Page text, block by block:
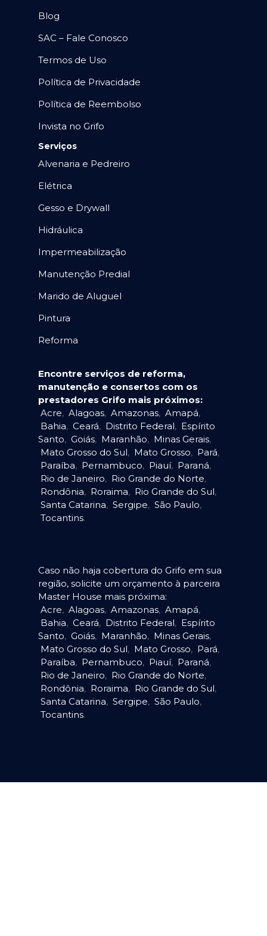
Blog
SAC – Fale Conosco
Termos de Uso
Política de Privacidade
Política de Reembolso
Invista no Grifo
Serviços
Alvenaria e Pedreiro
Elétrica
Gesso e Drywall
Hidráulica
Impermeabilização
Manutenção Predial
Marido de Aluguel
Pintura
Reforma
Encontre serviços de reforma,
manutenção e consertos com os
prestadores Grifo mais próximos:
Acre, Alagoas, Amazonas, Amapá,
Bahia, Ceará, Distrito Federal, Espírito
Santo, Goiás, Maranhão, Minas Gerais,
Mato Grosso do Sul, Mato Grosso, Pará,
Paraíba, Pernambuco, Piauí, Paraná,
Rio de Janeiro, Rio Grande do Norte,
Rondônia, Roraima, Rio Grande do Sul,
Santa Catarina, Sergipe, São Paulo,
Tocantins.
Caso não haja cobertura do Grifo em sua
região, solicite um orçamento à parceira
Master House mais próxima:
Acre, Alagoas, Amazonas, Amapá,
Bahia, Ceará, Distrito Federal, Espírito
Santo, Goiás, Maranhão, Minas Gerais,
Mato Grosso do Sul, Mato Grosso, Pará,
Paraíba, Pernambuco, Piauí, Paraná,
Rio de Janeiro, Rio Grande do Norte,
Rondônia, Roraima, Rio Grande do Sul,
Santa Catarina, Sergipe, São Paulo,
Tocantins.